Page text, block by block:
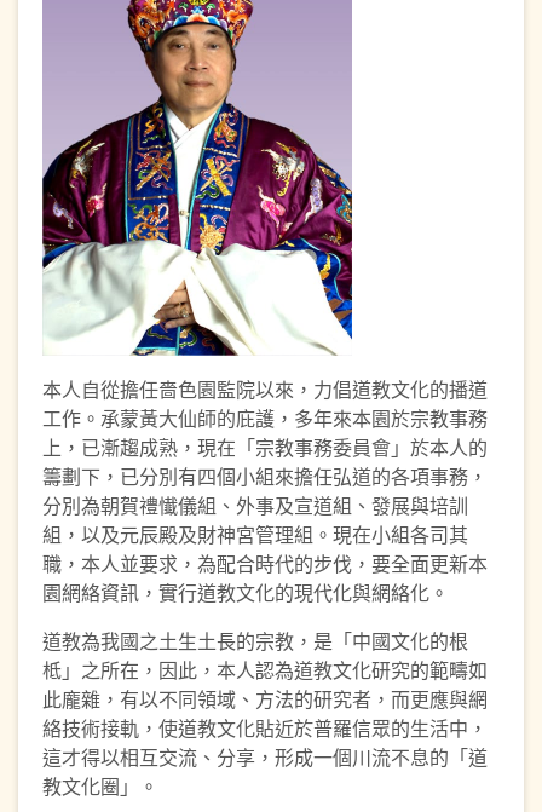
本人自從擔任嗇色園監院以來，力倡道教文化的播道
工作。承蒙黃大仙師的庇護，多年來本園於宗教事務
上，已漸趨成熟，現在「宗教事務委員會」於本人的
籌劃下，已分別有四個小組來擔任弘道的各項事務，
分別為朝賀禮懴儀組、外事及宣道組、發展與培訓
組，以及元辰殿及財神宮管理組。現在小組各司其
職，本人並要求，為配合時代的步伐，要全面更新本
園網絡資訊，實行道教文化的現代化與網絡化。
道教為我國之土生土長的宗教，是「中國文化的根
柢」之所在，因此，本人認為道教文化研究的範疇如
此龐雜，有以不同領域、方法的研究者，而更應與網
絡技術接軌，使道教文化貼近於普羅信眾的生活中，
這才得以相互交流、分享，形成一個川流不息的「道
教文化圈」。